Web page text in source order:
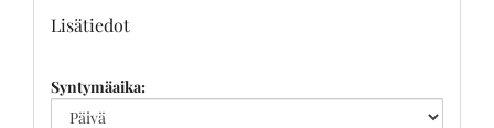
Lisätiedot
Syntymäaika: